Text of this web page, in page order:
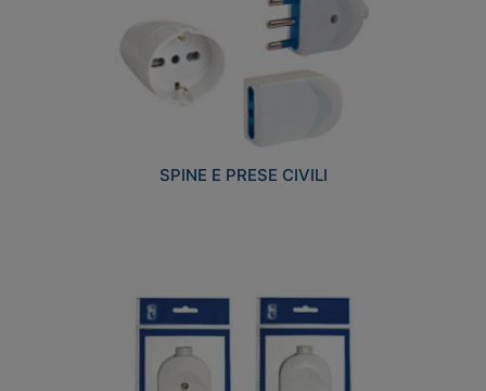
SPINE E PRESE CIVILI